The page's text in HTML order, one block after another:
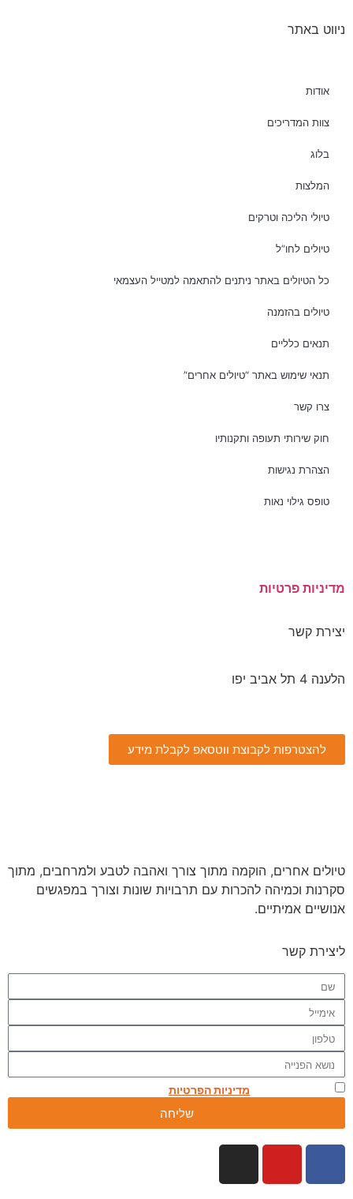
ניווט באתר
אודות
צוות המדריכים
בלוג
המלצות
טיולי הליכה וטרקים
טיולים לחו”ל
כל הטיולים באתר ניתנים להתאמה למטייל העצמאי
טיולים בהזמנה
תנאים כלליים
תנאי שימוש באתר “טיולים אחרים”
צרו קשר
חוק שירותי תעופה ותקנותיו
הצהרת נגישות
טופס גילוי נאות
מדיניות פרטיות
יצירת קשר
הלענה 4 תל אביב יפו
להצטרפות לקבוצת ווטסאפ לקבלת מידע
טיולים אחרים, הוקמה מתוך צורך ואהבה לטבע ולמרחבים, מתוך
סקרנות וכמיהה להכרות עם תרבויות שונות וצורך במפגשים
אנושיים אמיתיים.
ליצירת קשר
מדיניות הפרטיות
שליחה